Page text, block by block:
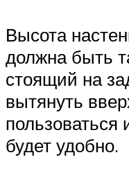
Высота
должна быть
стоящий на
вытянуть
пользоваться
будет удобно.